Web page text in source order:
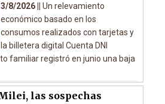
3/8/2026 || Un relevamiento
económico basado en los
consumos realizados con tarjetas y
la billetera digital Cuenta DNI
familiar registró en junio una baja
las sospechas